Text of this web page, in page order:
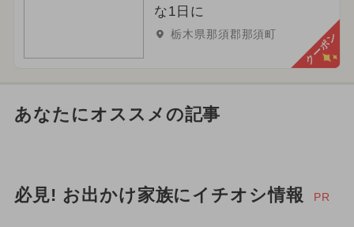
な1日に
栃木県那須郡那須町 クーポン
あなたにオススメの記事
必見! お出かけ家族にイチオシ情報 PR